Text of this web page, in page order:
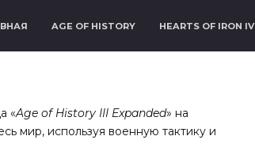
AGE OF HISTORY HEARTS OF IRON IV
«Age of History III Expanded» на
мир, используя военную тактику и